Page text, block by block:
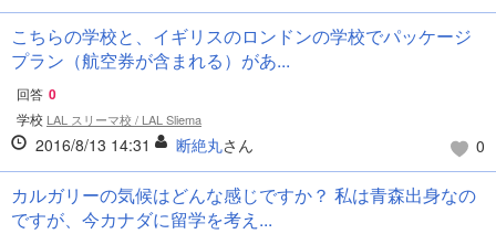
こちらの学校と、イギリスのロンドンの学校でパッケージ
プラン（航空券が含まれる）があ...
回答 0
学校 LAL スリーマ校 / LAL Sliema
2016/8/13 14:31 断絶丸さん 0
カルガリーの気候はどんな感じですか？ 私は青森出身なの
ですが、今カナダに留学を考え...